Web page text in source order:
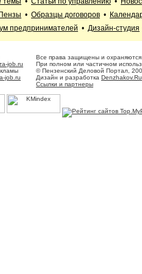
• Образцы договоров •
предпринимателей • Дизайн-студия
job.ru
job.ru
Все права защищены и охраняются
При полном или частичном
© Пензенский Деловой Портал,
Дизайн и разработка Denzhakov.Ru
Ссылки и партнеры